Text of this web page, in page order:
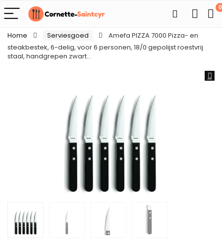
0
Home Serviesgoed
Amefa PIZZA 7000 Pizza- en
steakbestek, 6-delig, voor 6 personen, 18/0 gepolijst roestvrij
staal, handgrepen zwart…